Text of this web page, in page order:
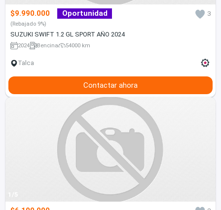
$9.990.000 Oportunidad 3
(Rebajado 9%)
SUZUKI SWIFT 1.2 GL SPORT AÑO 2024
2024 Bencina 54000 km
Talca
Contactar ahora
1/5